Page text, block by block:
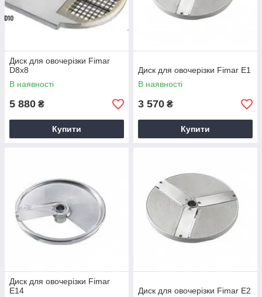
Диск для овочерізки Fimar
D8x8
В наявності
5 880 ₴
Купити
Диск для овочерізки Fimar E1
В наявності
3 570 ₴
Купити
Диск для овочерізки Fimar
E14
Диск для овочерізки Fimar E2